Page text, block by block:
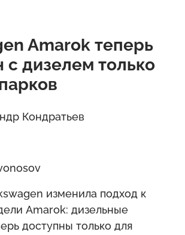
Amarok теперь
с дизелем только
Кондратьев
изменила подход к
Amarok: дизельные
доступны только для